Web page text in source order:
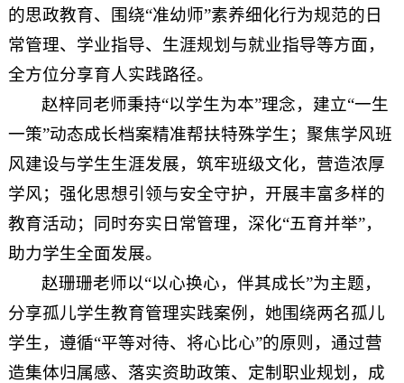
的思政教育、围绕“准幼师”素养细化行为规范的日
常管理、学业指导、生涯规划与就业指导等方面，
全方位分享育人实践路径。
赵梓同老师秉持“以学生为本”理念，建立“一生
一策”动态成长档案精准帮扶特殊学生；聚焦学风班
风建设与学生生涯发展，筑牢班级文化，营造浓厚
学风；强化思想引领与安全守护，开展丰富多样的
教育活动；同时夯实日常管理，深化“五育并举”，
助力学生全面发展。
赵珊珊老师以“以心换心，伴其成长”为主题，
分享孤儿学生教育管理实践案例，她围绕两名孤儿
学生，遵循“平等对待、将心比心”的原则，通过营
造集体归属感、落实资助政策、定制职业规划，成